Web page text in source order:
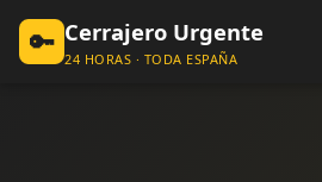
🔑 Cerrajero Urgente
24 HORAS · TODA ESPAÑA